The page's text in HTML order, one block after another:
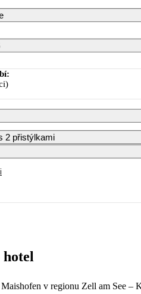
2 přistýlkami
v regionu Zell am See